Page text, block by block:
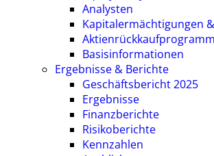
Analysten
Kapitalermächtigungen
Aktienrückkaufprogramm
Basisinformationen
Ergebnisse & Berichte
Geschäftsbericht 2025
Ergebnisse
Finanzberichte
Risikoberichte
Kennzahlen